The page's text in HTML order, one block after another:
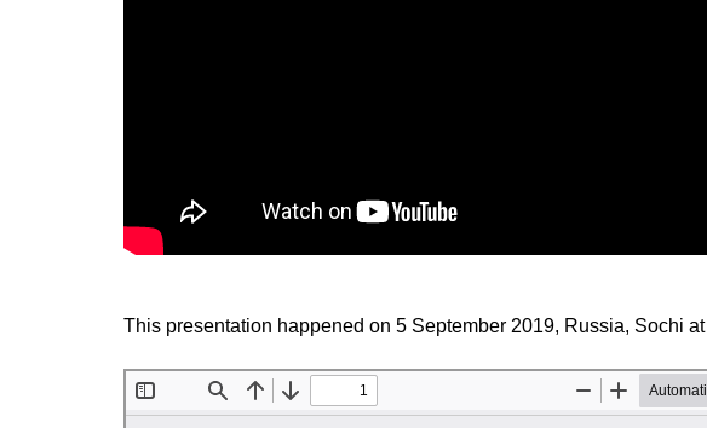
This presentation happened on 5 September 2019, Russia, Sochi at